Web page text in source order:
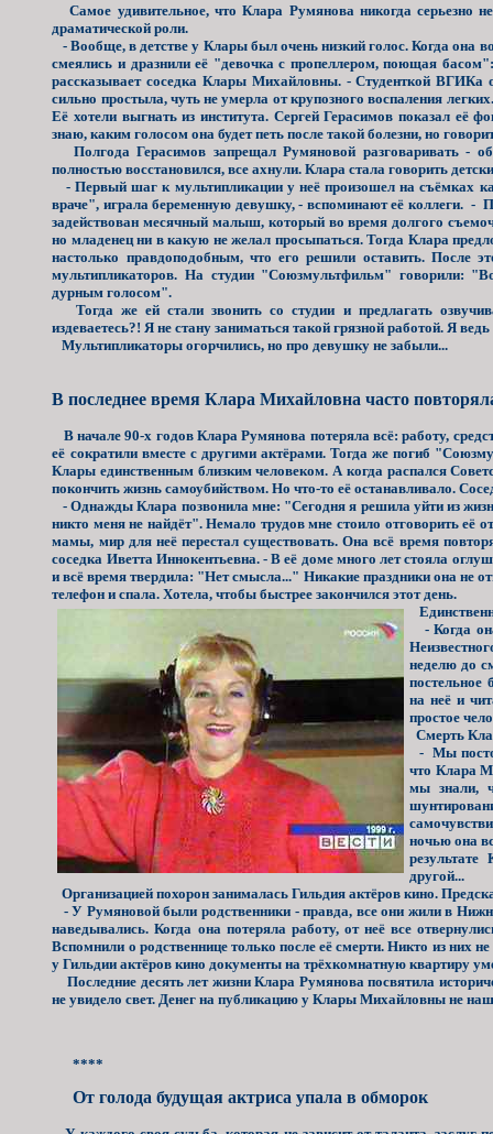
Самое удивительное, что Клара Румянова никогда серьезно
драматической роли.
- Вообще, в детстве у Клары был очень низкий голос. Когда она
смеялись и дразнили её "девочка с пропеллером, поющая
рассказывает соседка Клары Михайловны. - Студенткой
сильно простыла, чуть не умерла от крупозного воспаления
Её хотели выгнать из института. Сергей Герасимов показал её
знаю, каким голосом она будет петь после такой болезни, но
Полгода Герасимов запрещал Румяновой разговаривать -
полностью восстановился, все ахнули. Клара стала говорить
- Первый шаг к мультипликации у неё произошел на съёмках
враче", играла беременную девушку, - вспоминают её коллеги. -
задействован месячный малыш, который во время долгого
но младенец ни в какую не желал просыпаться. Тогда Клара
настолько правдоподобным, что его решили оставить. После
мультипликаторов. На студии "Союзмультфильм" говорили:
дурным голосом".
Тогда же ей стали звонить со студии и предлагать
издеваетесь?! Я не стану заниматься такой грязной работой. Я
Мультипликаторы огорчились, но про девушку не забыли...
В последнее время Клара Михайловна часто
В начале 90-х годов Клара Румянова потеряла всё: работу,
её сократили вместе с другими актёрами. Тогда же погиб
Клары единственным близким человеком. А когда распался
покончить жизнь самоубийством. Но что-то её останавливало.
- Однажды Клара позвонила мне: "Сегодня я решила уйти из
никто меня не найдёт". Немало трудов мне стоило отговорить её
мамы, мир для неё перестал существовать. Она всё время
соседка Иветта Иннокентьевна. - В её доме много лет стояла
и всё время твердила: "Нет смысла..." Никакие праздники она не
телефон и спала. Хотела, чтобы быстрее закончился этот день.
- Когда
неделю до
постельное
на неё и
простое
Смерть
- Мы
что Клара
мы знали,
ночью она
другой...
Организацией похорон занималась Гильдия актёров кино.
- У Румяновой были родственники - правда, все они жили в
наведывались. Когда она потеряла работу, от неё все
Вспомнили о родственнице только после её смерти. Никто из них
у Гильдии актёров кино документы на трёхкомнатную квартиру
Последние десять лет жизни Клара Румянова посвятила
не увидело свет. Денег на публикацию у Клары Михайловны не
****
От голода будущая актриса упала в обморок